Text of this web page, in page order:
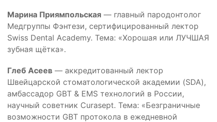
Марина Приямпольская — главный пародонтолог
Медгруппы Фэнтези, сертифицированный лектор
Swiss Dental Academy. Тема: «Хорошая или ЛУЧШАЯ
зубная щётка».
Глеб Асеев — аккредитованный лектор
Швейцарской стоматологической академии (SDA),
амбассадор GBT & EMS технологий в России,
научный советник Curasept. Тема: «Безграничные
возможности GBT протокола в ежедневной